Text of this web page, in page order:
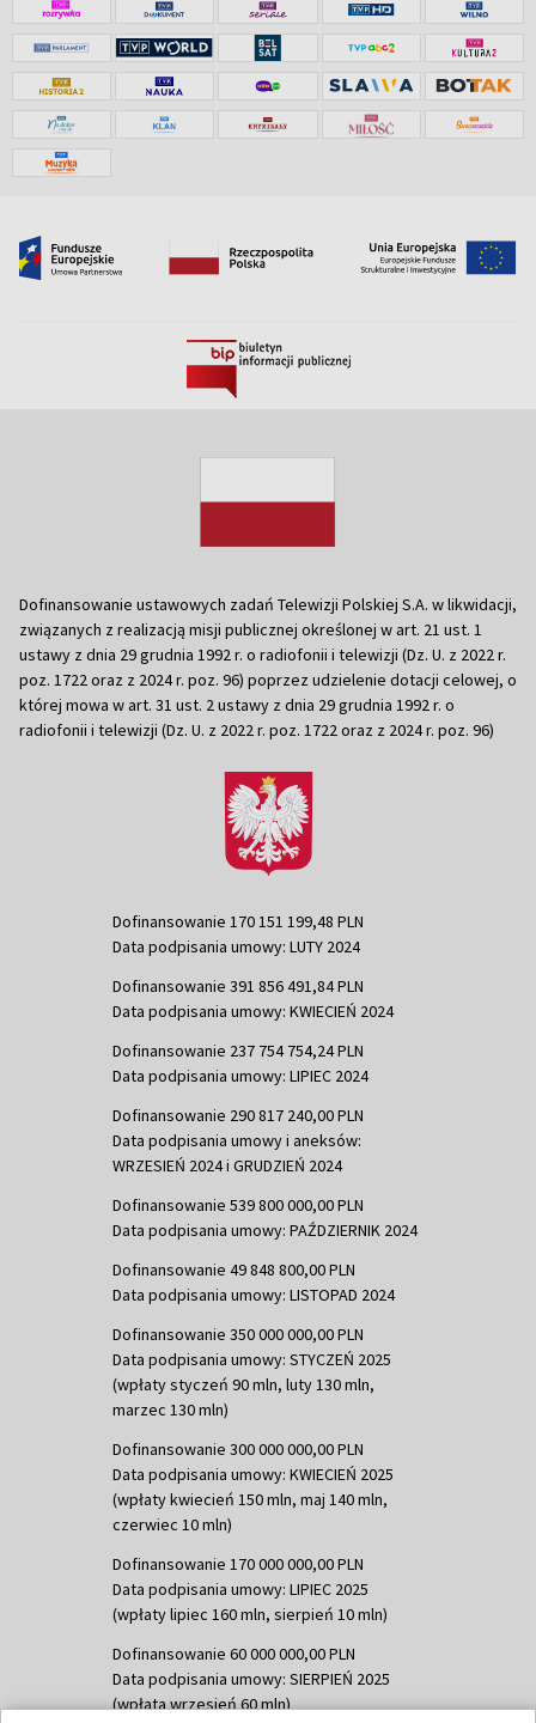
Dofinansowanie ustawowych zadań Telewizji Polskiej S.A. w likwidacji,
związanych z realizacją misji publicznej określonej w art. 21 ust. 1
ustawy z dnia 29 grudnia 1992 r. o radiofonii i telewizji (Dz. U. z 2022 r.
poz. 1722 oraz z 2024 r. poz. 96) poprzez udzielenie dotacji celowej, o
której mowa w art. 31 ust. 2 ustawy z dnia 29 grudnia 1992 r. o
radiofonii i telewizji (Dz. U. z 2022 r. poz. 1722 oraz z 2024 r. poz. 96)
Dofinansowanie 170 151 199,48 PLN
Data podpisania umowy: LUTY 2024
Dofinansowanie 391 856 491,84 PLN
Data podpisania umowy: KWIECIEŃ 2024
Dofinansowanie 237 754 754,24 PLN
Data podpisania umowy: LIPIEC 2024
Dofinansowanie 290 817 240,00 PLN
Data podpisania umowy i aneksów:
WRZESIEŃ 2024 i GRUDZIEŃ 2024
Dofinansowanie 539 800 000,00 PLN
Data podpisania umowy: PAŹDZIERNIK 2024
Dofinansowanie 49 848 800,00 PLN
Data podpisania umowy: LISTOPAD 2024
Dofinansowanie 350 000 000,00 PLN
Data podpisania umowy: STYCZEŃ 2025
(wpłaty styczeń 90 mln, luty 130 mln,
marzec 130 mln)
Dofinansowanie 300 000 000,00 PLN
Data podpisania umowy: KWIECIEŃ 2025
(wpłaty kwiecień 150 mln, maj 140 mln,
czerwiec 10 mln)
Dofinansowanie 170 000 000,00 PLN
Data podpisania umowy: LIPIEC 2025
(wpłaty lipiec 160 mln, sierpień 10 mln)
Dofinansowanie 60 000 000,00 PLN
Data podpisania umowy: SIERPIEŃ 2025
(wpłata wrzesień 60 mln)